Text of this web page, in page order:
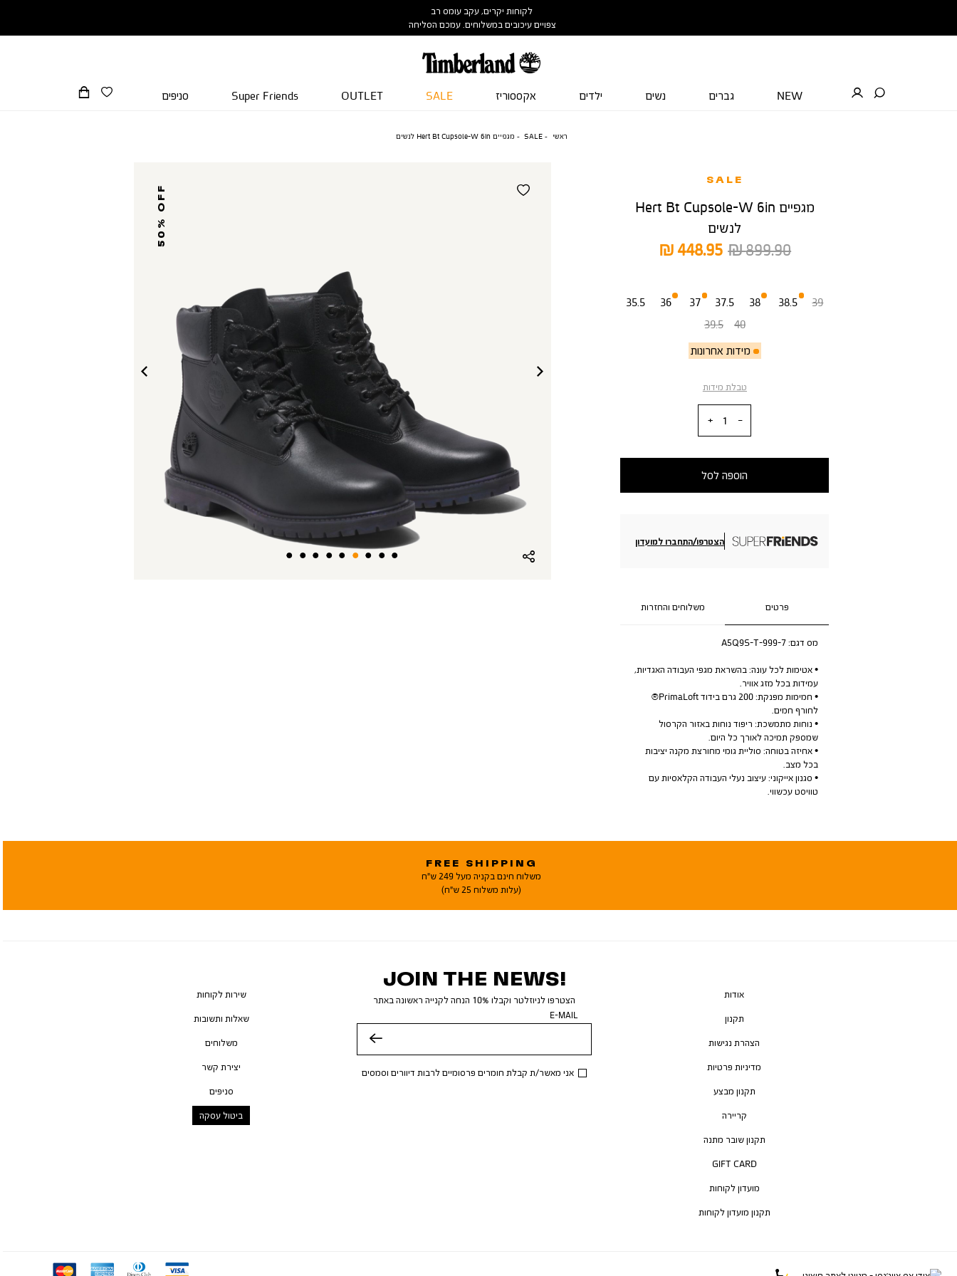
לקוחות יקרים, עקב עומס רב
צפויים עיכובים במשלוחים. עמכם הסליחה
NEW גברים נשים ילדים אקססוריז SALE
OUTLET
Super Friends סניפים
ראשי SALE מגפיים Hert Bt Cupsole-W 6in לנשים
50% OFF
SALE
מגפיים Hert Bt Cupsole-W 6in
לנשים
מחיר
448.95 ₪
מחיר
899.90 ₪
35.5 36
מידות אחרונות
37 37.5 38 38.5
39
39.5
40
טבלת מידות
הוספה לסל
הצטרפו/התחברו למועדון
פרטים משלוחים והחזרות
מס דגם:A5Q9S-T-999-7
• אטימות לכל עונה: בהשראת מגפי העבודה האגדיות,
עמידות בכל מזג אוויר.
• חמימות מפנקת: 200 גרם בידוד PrimaLoft®
לחורף חמים.
• נוחות מתמשכת: ריפוד נוחות באזור הקרסול
שמספק תמיכה לאורך כל היום.
• אחיזה בטוחה: סוליית גומי מחורצת מקנה יציבות
בכל מצב.
• סגנון אייקוני: עיצוב נעלי העבודה הקלאסיות עם
טוויסט עכשווי.
FREE SHIPPING
משלוח חינם בקניה מעל 249 ש"ח
(עלות משלוח 25 ש"ח)
JOIN THE NEWS!
הצטרפו לניוזלטר וקבלו 10% הנחה לקנייה ראשונה באתר
E-MAIL
אני מאשר/ת קבלת חומרים פרסומיים לרבות דיוורים וסמסים
אודות
תקנון
הצהרת נגישות
מדיניות פרטיות
תקנון מבצע
קריירה
תקנון שובר מתנה
GIFT CARD
מועדון לקוחות
תקנון מועדון לקוחות
שירות לקוחות
שאלות ותשובות
משלוחים
יצירת קשר
סניפים
ביטול עסקה
visa
diners
ae
mc